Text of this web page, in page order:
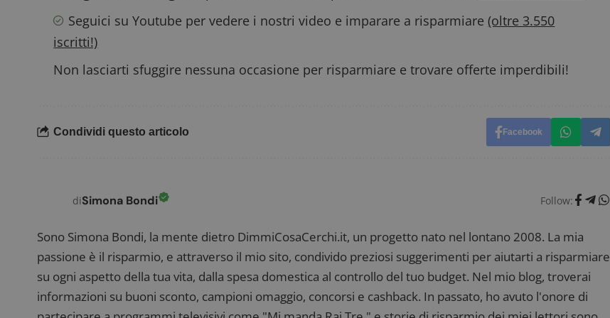
Seguici su Youtube per vedere i nostri video e imparare a risparmiare(oltre 3.550
iscritti!)
Non lasciarti sfuggire nessuna occasione per risparmiare e trovare offerte imperdibili!
Condividi questo articolo Facebook
diSimona Bondi Follow:
Sono Simona Bondi, la mente dietro DimmiCosaCerchi.it, un progetto nato nel lontano 2008. La mia
passione è il risparmio, e attraverso il mio sito, condivido preziosi suggerimenti per aiutarti a risparmiare
su ogni aspetto della tua vita, dalla spesa domestica al controllo del tuo budget. Nel mio blog, troverai
informazioni su buoni sconto, campioni omaggio, concorsi e cashback. In passato, ho avuto l'onore di